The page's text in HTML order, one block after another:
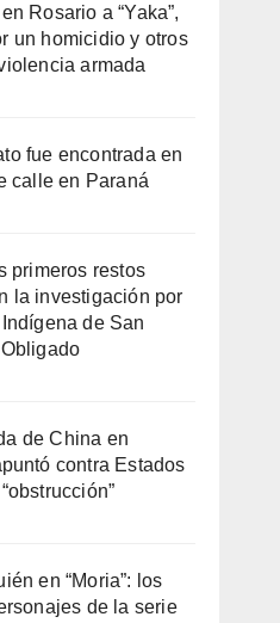
Rosario a “Yaka”,
un homicidio y otros
armada
fue encontrada en
calle en Paraná
primeros restos
la investigación por
de San
de China en
contra Estados
en “Moria”: los
de la serie